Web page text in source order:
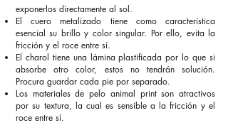
exponerlos directamente al sol.
El cuero metalizado tiene como característica
esencial su brillo y color singular. Por ello, evita la
fricción y el roce entre sí.
El charol tiene una lámina plastificada por lo que si
absorbe otro color, estos no tendrán solución.
Procura guardar cada pie por separado.
Los materiales de pelo animal print son atractivos
por su textura, la cual es sensible a la fricción y el
roce entre sí.